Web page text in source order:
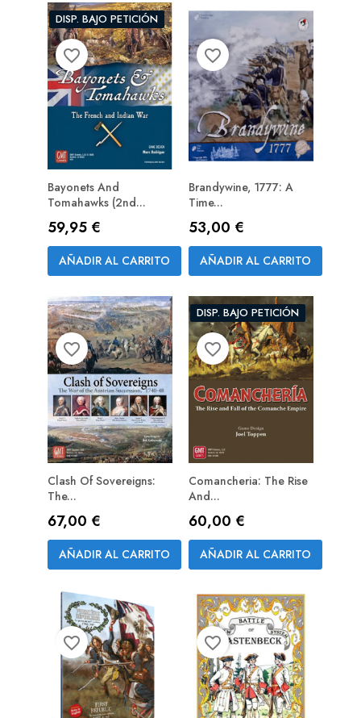
DISP. BAJO PETICIÓN
Bayonets And
Tomahawks (2nd...
Precio
59,95 €
AÑADIR AL CARRITO
favorite_border
PREPEDIDO
(RESERVA)
Brandywine, 1777: A
Time...
Precio
53,00 €
AÑADIR AL CARRITO
favorite_border
Clash Of Sovereigns:
The...
Precio
67,00 €
AÑADIR AL CARRITO
favorite_border
DISP. BAJO PETICIÓN
Comancheria: The Rise
And...
Precio
60,00 €
AÑADIR AL CARRITO
favorite_border
favorite_border favorite_border